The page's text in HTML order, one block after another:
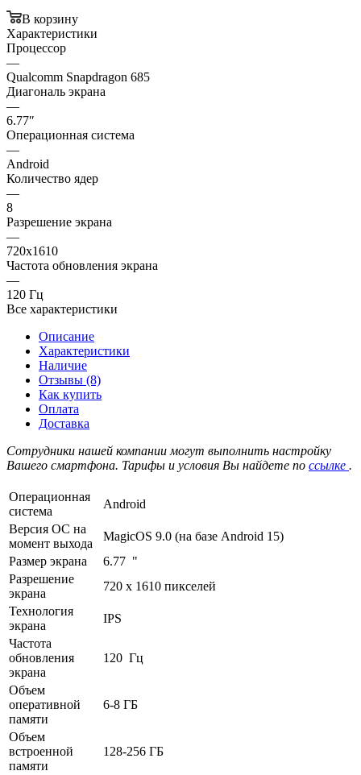
В корзину
Характеристики
Процессор
—
Qualcomm Snapdragon 685
Диагональ экрана
—
6.77″
Операционная система
—
Android
Количество ядер
—
8
Разрешение экрана
—
720x1610
Частота обновления экрана
—
120 Гц
Все характеристики
Описание
Характеристики
Наличие
Отзывы (8)
Как купить
Оплата
Доставка
Сотрудники нашей компании могут выполнить настройку
Вашего смартфона. Тарифы и условия Вы найдете по ссылке .
Операционная
система
Android
Версия ОС на
момент выхода
MagicOS 9.0 (на базе Android 15)
Размер экрана
6.77 "
Разрешение
экрана
720 x 1610 пикселей
Технология
экрана
IPS
Частота
обновления
экрана
120 Гц
Объем
оперативной
памяти
6-8 ГБ
Объем
встроенной
памяти
128-256 ГБ